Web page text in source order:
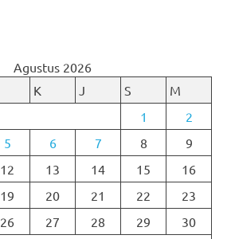
Agustus 2026
K J S
M
1
2
5 6 7 8
9
12 13 14 15
16
19 20 21 22
23
26 27 28 29
30